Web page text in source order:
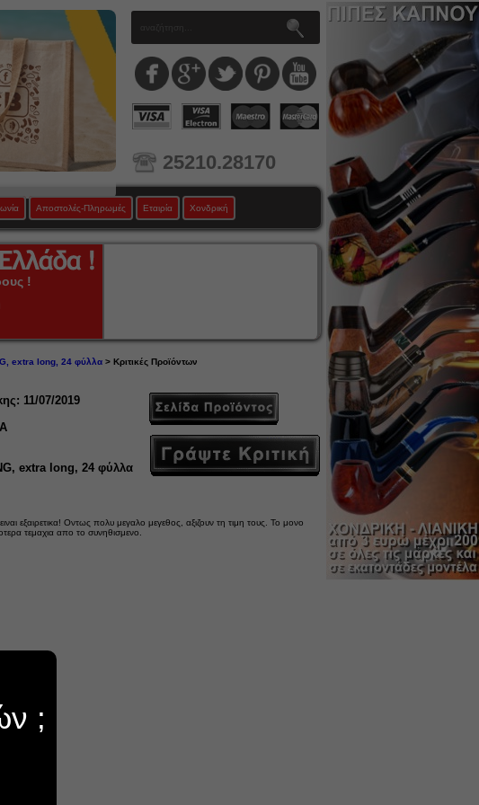
25210.28170
Αποστολές-Πληρωμές Εταιρία Χονδρική
!
extra long, 24 φύλλα> Κριτικές Προϊόντων
11/07/2019
extra long, 24 φύλλα
εξαιρετικα! Οντως πολυ μεγαλο μεγεθος, αξιζουν τη τιμη τους. Το μονο
τεμαχια απο το συνηθισμενο.
;